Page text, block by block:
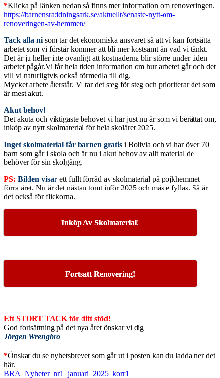
*Klicka på länken nedan så finns mer information om renoveringen.
https://barnensraddningsark.se/aktuellt/senaste-nytt-om-
renoveringen-av-hemmen/
Tack alla ni som tar det ekonomiska ansvaret så att vi kan fortsätta
arbetet som vi förstår kommer att bli mer kostsamt än vad vi tänkt.
Det är ju heller inte ovanligt att kostnaderna blir större under tiden
arbetet pågår.Vi får hela tiden information om hur arbetet går och det
vill vi naturligtvis också förmedla till dig.
Mycket arbete återstår. Vi tar det steg för steg och prioriterar det som
är mest akut.
Akut behov!
Det akuta och viktigaste behovet vi har just nu är som vi berättat om,
inköp av nytt skolmaterial för hela skolåret 2025.
Inget skolmaterial får barnen gratis i Bolivia och vi har över 70
barn som går i skola och är nu i akut behov av allt material de
behöver för sin skolgång.
PS: Bilden visar ett fullt förråd av skolmaterial på pojkhemmet
förra året. Nu är det nästan tomt inför 2025 och måste fyllas. Så är
det också för flickorna.
Inköp Av Skolmaterial!
Fortsatt Renovering!
Ett STORT TACK för ditt stöd!
God fortsättning på det nya året önskar vi dig
Jörgen Wrengbro
*Önskar du se nyhetsbrevet som går ut i posten kan du ladda ner det
här.
BRA_Nyheter_nr1_januari_2025_korr1